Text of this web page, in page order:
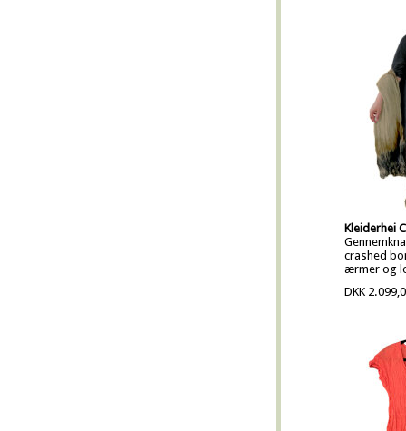
Kleiderhei
crashed
ærmer og
DKK